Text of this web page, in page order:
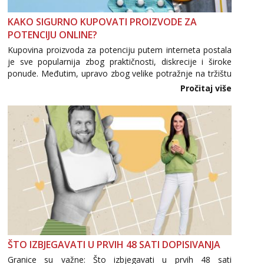
Čekam tvoj poziv!
Tel: 064/677-677 - Kod: #142
tel:0,93€ - mob:1,12€ min
Mira
Čekam tvoj poziv!
Lucija
Razgovaram :)
Tel: 064/677-677
tel:0,93€ - mob:1,12€ min
Obavijesti me kada se oslobodi
Liliana
Razgovaram :)
064/677-677
- Kod: #69
tel:0,93€ - mob:1,12€ min
Snježana
KAKO SIGURNO KUPOVATI PROIZVODE ZA
POTENCIJU ONLINE?
Kupovina proizvoda za potenciju putem interneta postala
je sve popularnija zbog praktičnosti, diskrecije i široke
ponude. Međutim, upravo zbog velike potražnje na tržištu
se pojavljuju i brojni krivotvoreni proizvodi, nepouzdane
internetske trgovine te proizvodi nepoznatog podrijetla. ...
Pročitaj više
ŠTO IZBJEGAVATI U PRVIH 48 SATI DOPISIVANJA
Granice su važne: Što izbjegavati u prvih 48 sati